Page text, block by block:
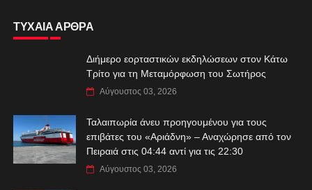
ΤΥΧΑΙΑ ΑΡΘΡΑ
Διήμερο εορταστικών εκδηλώσεων στον Κάτω
Τρίτο για τη Μεταμόρφωση του Σωτήρος
Αύγουστος 03, 2026
Ταλαιπωρία άνευ προηγουμένου για τους
επιβάτες του «Αριάδνη» – Αναχώρησε από τον
Πειραιά στις 04:44 αντί για τις 22:30
Αύγουστος 03, 2026